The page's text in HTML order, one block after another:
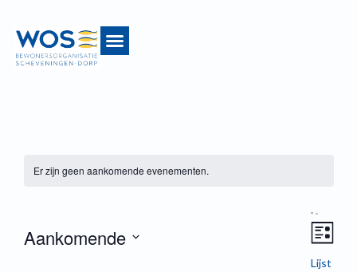
Er zijn geen aankomende evenementen.
Lijst
Aankomende